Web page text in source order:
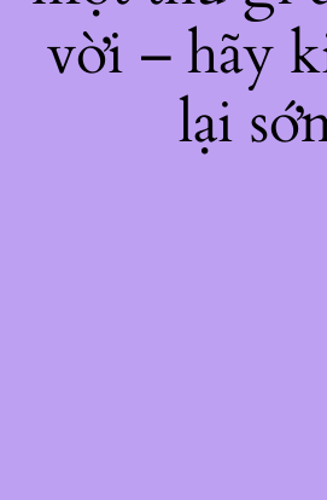
vời – hãy
lại